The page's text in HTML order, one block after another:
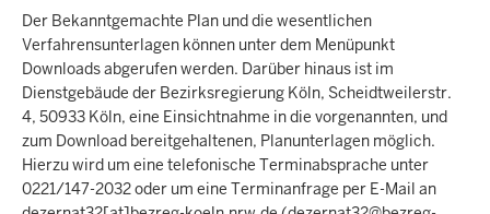
Der Bekanntgemachte Plan und die wesentlichen
Verfahrensunterlagen können unter dem Menüpunkt
Downloads abgerufen werden. Darüber hinaus ist im
Dienstgebäude der Bezirksregierung Köln, Scheidtweilerstr.
4, 50933 Köln, eine Einsichtnahme in die vorgenannten, und
zum Download bereitgehaltenen, Planunterlagen möglich.
Hierzu wird um eine telefonische Terminabsprache unter
0221/147-2032 oder um eine Terminanfrage per E-Mail an